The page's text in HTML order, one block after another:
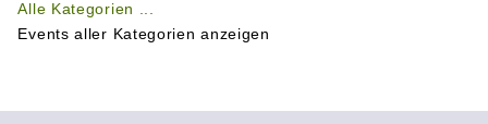
Alle Kategorien ...
Events aller Kategorien anzeigen